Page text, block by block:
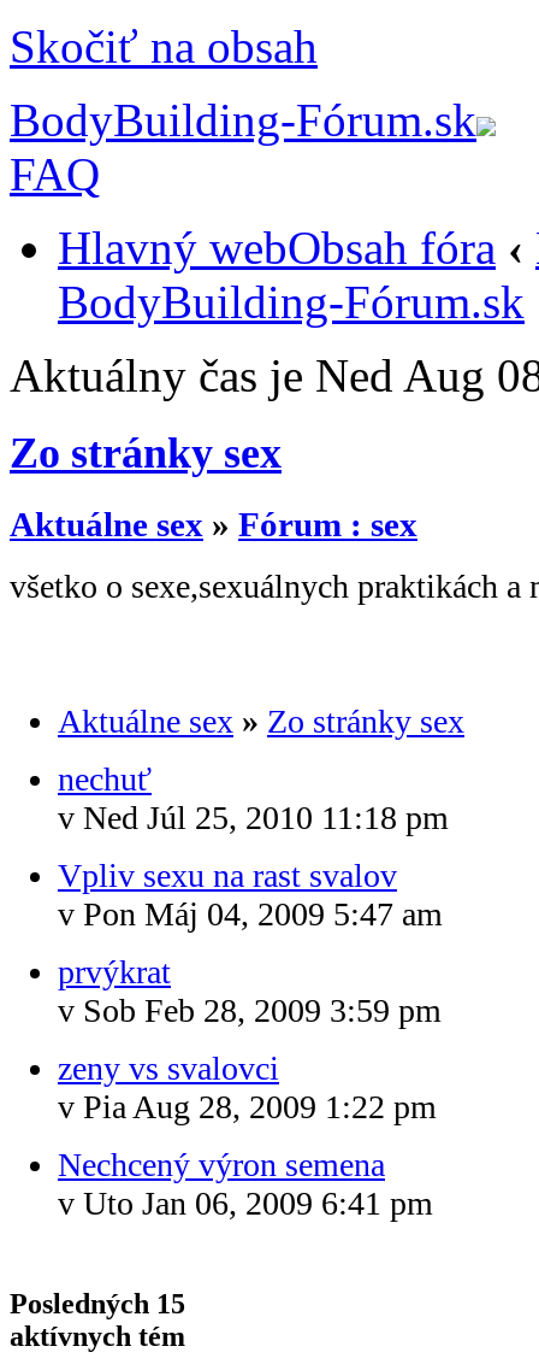
Skočiť na obsah
BodyBuilding-Fórum.sk
FAQ
Hlavný webObsah fóra ‹
BodyBuilding-Fórum.sk
Aktuálny čas je Ned Aug
Zo stránky sex
Aktuálne sex » Fórum : sex
všetko o sexe,sexuálnych praktikách a
Aktuálne sex » Zo stránky sex
nechuť
v Ned Júl 25, 2010 11:18 pm
Vpliv sexu na rast svalov
v Pon Máj 04, 2009 5:47 am
prvýkrat
v Sob Feb 28, 2009 3:59 pm
zeny vs svalovci
v Pia Aug 28, 2009 1:22 pm
Nechcený výron semena
v Uto Jan 06, 2009 6:41 pm
Posledných 15
aktívnych tém